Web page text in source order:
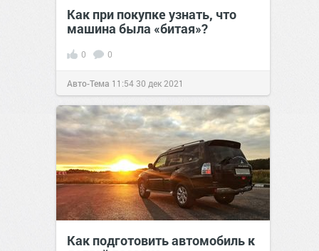
Как при покупке узнать, что
машина была «битая»?
0 0
Авто-Тема 11:54 30 дек 2021
Как подготовить автомобиль к